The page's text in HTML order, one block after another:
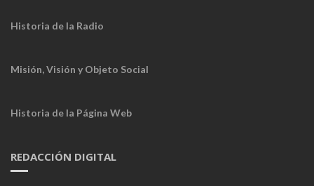
Historia de la Radio
Misión, Visión y Objeto Social
Historia de la Página Web
REDACCIÓN DIGITAL